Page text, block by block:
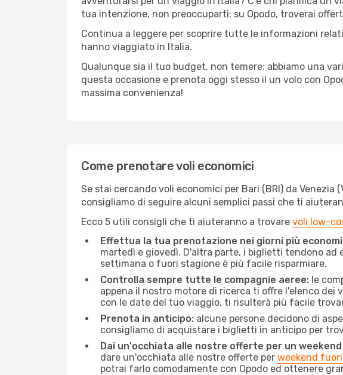
tua intenzione, non preoccuparti: su Opodo, troverai
Continua a leggere per scoprire tutte le informazioni
hanno viaggiato in Italia.
Qualunque sia il tuo budget, non temere: abbiamo una
questa occasione e prenota oggi stesso il un volo con
massima convenienza!
Come prenotare voli economici
Se stai cercando voli economici per Bari (BRI) da
consigliamo di seguire alcuni semplici passi che ti
Ecco 5 utili consigli che ti aiuteranno a trovare voli low-
Effettua la tua prenotazione nei giorni più
martedì e giovedì. D'altra parte, i biglietti tendono ad
settimana o fuori stagione è più facile risparmiare.
Controlla sempre tutte le compagnie aeree: le
appena il nostro motore di ricerca ti offre l'elenco dei
con le date del tuo viaggio, ti risulterà più facile
Prenota in anticipo: alcune persone decidono di
consigliamo di acquistare i biglietti in anticipo per
Dai un'occhiata alle nostre offerte per un
dare un'occhiata alle nostre offerte per weekend
potrai farlo comodamente con Opodo ed ottenere